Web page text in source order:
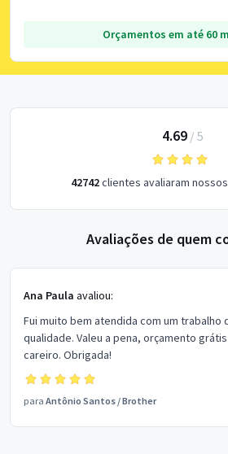
Orçamentos em até 60
4.69/ 5
42742clientes avaliaram
Avaliações de quem
Ana Paula avaliou:
Fui muito bem atendida com um trabalho
qualidade. Valeu a pena, orçamento
careiro. Obrigada!
para Antônio Santos /Brother